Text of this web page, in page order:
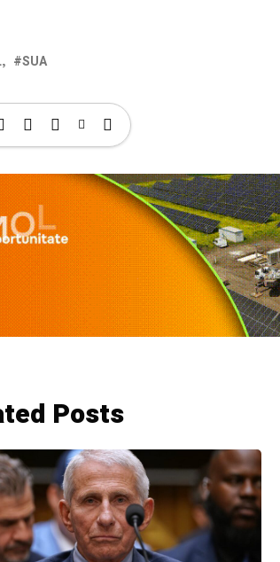
SUA
Posts